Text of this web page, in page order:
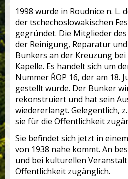
1998 wurde in Roudnice n. L.
der tschechoslowakischen
gegründet. Die Mitglieder
der Reinigung, Reparatur
Bunkers an der Kreuzung bei
Kapelle. Es handelt sich um
Nummer ŘOP 16, der am 18.
gestellt wurde. Der Bunker
rekonstruiert und hat sein
wiedererlangt. Gelegentlich,
sie für die Öffentlichkeit
Sie befindet sich jetzt in
von 1938 nahe kommt. An
und bei kulturellen
Öffentlichkeit zugänglich.